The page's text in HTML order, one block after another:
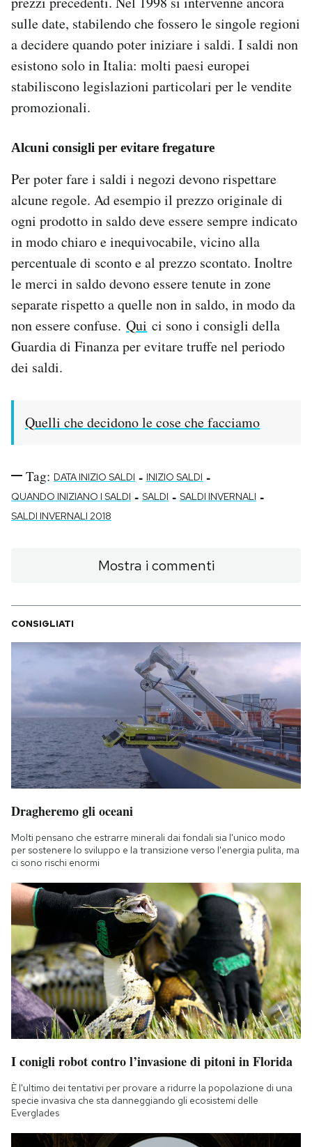
sulle date, stabilendo che fossero le singole regioni
a decidere quando poter iniziare i saldi. I saldi non
esistono solo in Italia: molti paesi europei
stabiliscono legislazioni particolari per le vendite
promozionali.
Alcuni consigli per evitare fregature
Per poter fare i saldi i negozi devono rispettare
alcune regole. Ad esempio il prezzo originale di
ogni prodotto in saldo deve essere sempre indicato
in modo chiaro e inequivocabile, vicino alla
percentuale di sconto e al prezzo scontato. Inoltre
le merci in saldo devono essere tenute in zone
separate rispetto a quelle non in saldo, in modo da
non essere confuse. Qui ci sono i consigli della
Guardia di Finanza per evitare truffe nel periodo
dei saldi.
Quelli che decidono le cose che facciamo
Tag: DATA INIZIO SALDI - INIZIO SALDI -
QUANDO INIZIANO I SALDI - SALDI - SALDI INVERNALI -
SALDI INVERNALI 2018
Mostra i commenti
CONSIGLIATI
Dragheremo gli oceani
Molti pensano che estrarre minerali dai fondali sia l'unico modo
per sostenere lo sviluppo e la transizione verso l'energia pulita, ma
ci sono rischi enormi
I conigli robot contro l’invasione di pitoni in Florida
È l'ultimo dei tentativi per provare a ridurre la popolazione di una
specie invasiva che sta danneggiando gli ecosistemi delle
Everglades